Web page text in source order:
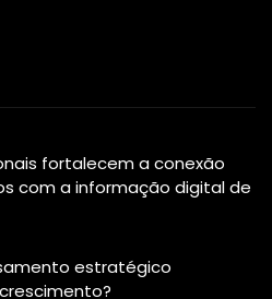
fortalecem a conexão
com a informação digital de
estratégico